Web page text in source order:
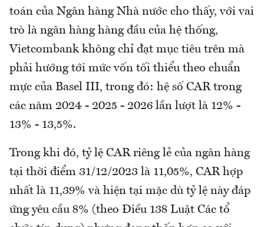
toán của Ngân hàng Nhà nước cho thấy, với vai
trò là ngân hàng hàng đầu của hệ thống,
Vietcombank không chỉ đạt mục tiêu trên mà
phải hướng tới mức vốn tối thiểu theo chuẩn
mực của Basel III, trong đó: hệ số CAR trong
các năm 2024 - 2025 - 2026 lần lượt là 12% -
13% - 13,5%.
Trong khi đó, tỷ lệ CAR riêng lẻ của ngân hàng
tại thời điểm 31/12/2023 là 11,05%, CAR hợp
nhất là 11,39% và hiện tại mặc dù tỷ lệ này đáp
ứng yêu cầu 8% (theo Điều 138 Luật Các tổ